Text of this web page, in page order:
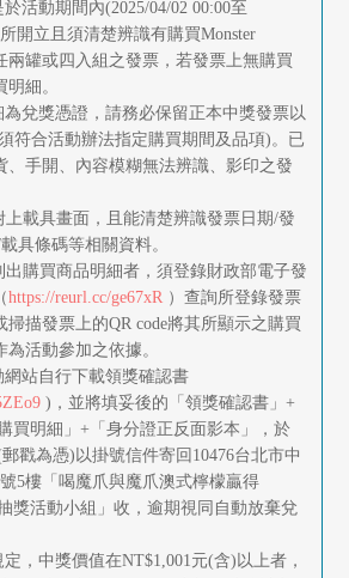
活動期間內(2025/04/02 00:00至
所開立且須清楚辨識有購買Monster
兩罐或四入組之發票，若發票上無購買
細。
兌獎憑證，請務必保留正本中獎發票以
符合活動辦法指定購買期間及品項)。已
、手開、內容模糊無法辨識、影印之發
上載具畫面，且能清楚辨識發票日期/發
具條碼等相關資料。
出購買商品明細者，須登錄財政部電子發
https://reurl.cc/ge67xR ）查詢所登錄發票
掃描發票上的QR code將其所顯示之購買
活動參加之依據。
站自行下載領獎確認書
)，並將填妥後的「領獎確認書」+
買明細」+「身分證正反面影本」，於
戳為憑)以掛號信件寄回10476台北市中
5樓「喝魔爪與魔爪澳式檸檬贏得
獎活動小組」收，逾期視同自動放棄兌
，中獎價值在NT$1,001元(含)以上者，